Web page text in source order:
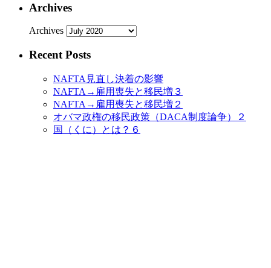
Archives
Archives
Recent Posts
NAFTA見直し決着の影響
NAFTA→雇用喪失と移民増３
NAFTA→雇用喪失と移民増２
オバマ政権の移民政策（DACA制度論争）２
国（くに）とは？６